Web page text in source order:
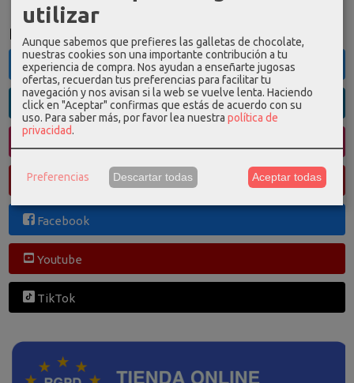
Redes Sociales
Twitter
Linkedin
Pinterest
Facebook
Youtube
TikTok
utilizar
Aunque sabemos que prefieres las galletas de chocolate,
nuestras cookies son una importante contribución a tu
experiencia de compra. Nos ayudan a enseñarte jugosas
ofertas, recuerdan tus preferencias para facilitar tu
navegación y nos avisan si la web se vuelve lenta. Haciendo
click en "Aceptar" confirmas que estás de acuerdo con su
uso. Para saber más, por favor lea nuestra política de
privacidad.
Preferencias Descartar todas Aceptar todas